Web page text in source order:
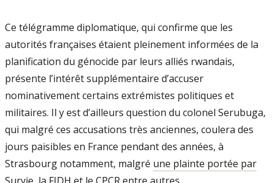
Ce télégramme diplomatique, qui confir­me que les
autorités françaises étaient pleinement informées de la
planification du génocide par leurs alliés rwandais,
présente l’intérêt supplémentaire d’accuser
nominativement certains extré­mistes politiques et
militaires. Il y est d’ailleurs question du colonel Serubuga,
qui malgré ces accusations très anciennes, coulera des
jours paisibles en France pendant des années, à
Strasbourg notamment, malgré une plainte portée par